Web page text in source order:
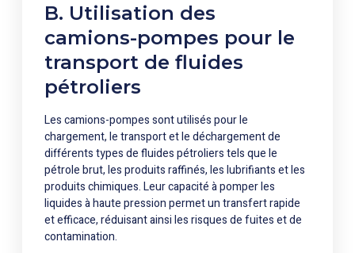
B. Utilisation des
camions-pompes pour le
transport de fluides
pétroliers
Les camions-pompes sont utilisés pour le
chargement, le transport et le déchargement de
différents types de fluides pétroliers tels que le
pétrole brut, les produits raffinés, les lubrifiants et les
produits chimiques. Leur capacité à pomper les
liquides à haute pression permet un transfert rapide
et efficace, réduisant ainsi les risques de fuites et de
contamination.